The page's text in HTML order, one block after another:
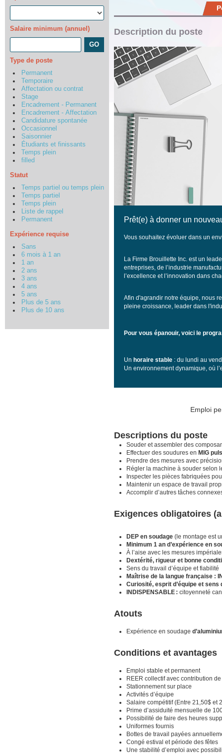
Salaire minimum (annuel)
Type de poste
Permanent
Temporaire
Affectation ou contrat
Stage
Encadrement - Permanent
Encadrement - Affectation
Candidature spontanée
Occasionnel
Saisonnier
Étudiants et finissants
Temps plein
filled
Statut
Temps partiel ou temps plein
Temps partiel
Temps plein
Liste de rappel
Permanent
Expérience requise
Sans
6 mois à 1 an
1 an
2 ans
3 ans
4 ans
5 ans
Plus de 5 ans
Plus de 10 ans
Description du poste
Prêt(e) à donner un
Vous souhaitez évoluer dans un
La Firme Brouillette Inc. est un
entreprises, de l’industrie
l’excellence et l’innovation dans
Afin d'agrandir notre équipe, nous
pleine croissance, leader dans
Pour vous épanouir, voici le
Un horaire stable : du lundi au
Un environnement dynamique, où
Emploi
Descriptions du poste
Souder et assembler des
Effectuer des soudures en MIG
Prendre des mesures avec
Régler la machine à souder selon
Inspecter les pièces fabriquées
Maintenir un espace de travail
Accomplir d’autres tâches
Exigences obligatoires
DEP en soudage (le montage est
Minimum 1 an d’expérience en
À l’aise avec les mesures
Dextérité, rigueur et bonne
Sens du travail d’équipe et fiabilité
Maîtrise de la langue française :
Curiosité, esprit d’équipe et
INDISPENSABLE : citoyenneté
Atouts
Expérience en soudage
Conditions et avantages
Emploi stable et permanent
REER collectif avec contribution de
Stationnement sur place
Activités d’équipe
Salaire compétitif (Entre 21,50$ et
Prime d’assiduité mensuelle de
Possibilité de faire des heures
Uniformes fournis
Bottes de travail payées
Congé estival et période des fêtes
Une stabilité d’emploi avec